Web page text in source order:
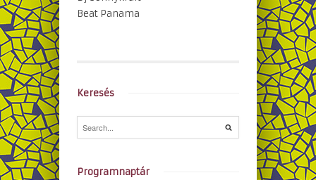
Beat Panama
Keresés
Programnaptár